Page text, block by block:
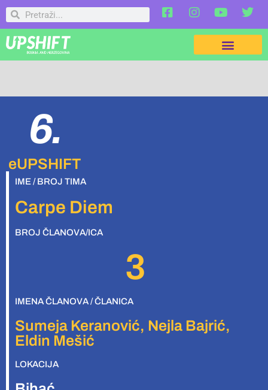
6.
eUPSHIFT
IME / BROJ TIMA
Carpe Diem
BROJ ČLANOVA/ICA
3
IMENA ČLANOVA / ČLANICA
Sumeja Keranović, Nejla Bajrić,
Eldin Mešić
LOKACIJA